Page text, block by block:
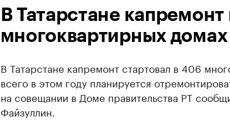
В Татарстане
многоквартирных домах
В Татарстане капремонт стартовал в 406
всего в этом году планируется
на совещании в Доме правительства РТ
Файзуллин.